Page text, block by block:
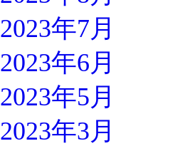
2023年7月
2023年6月
2023年5月
2023年3月